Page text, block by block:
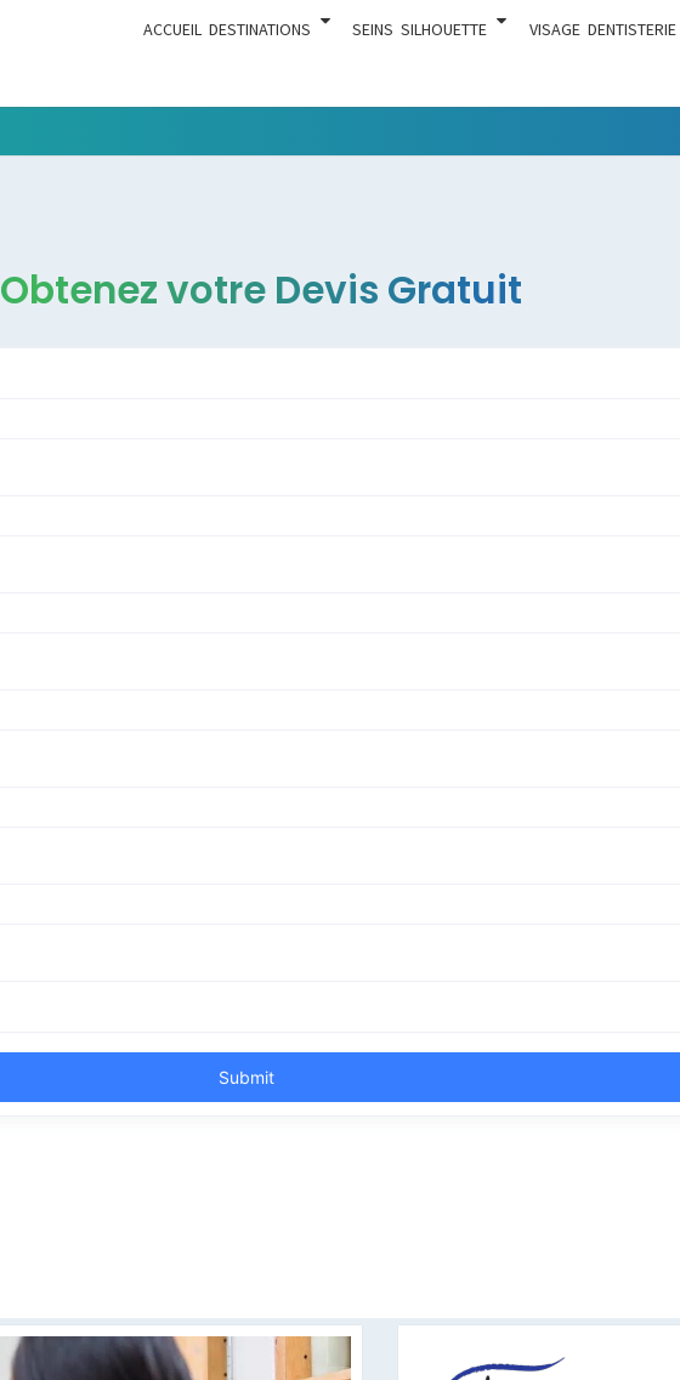
ACCUEIL DESTINATIONS SEINS SILHOUETTE VISAGE DENTISTERIE
Tout Ce
Chirurgie
Esthétique
Obtenez votre Devis Gratuit